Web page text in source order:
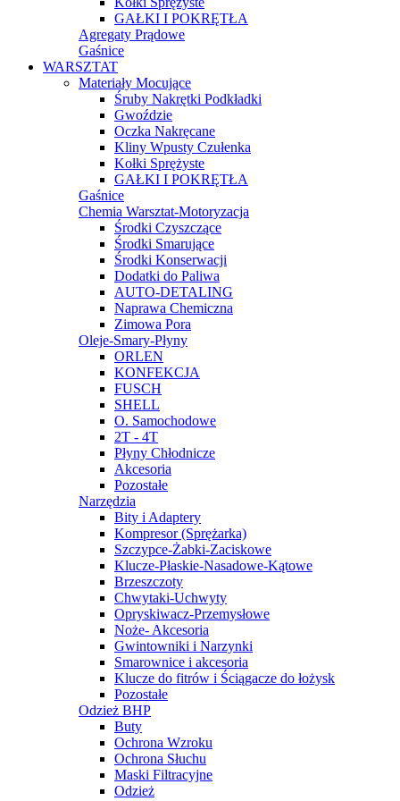
GAŁKI I POKRĘTŁA
Agregaty Prądowe
Gaśnice
WARSZTAT
Materiały Mocujące
Śruby Nakrętki Podkładki
Gwoździe
Oczka Nakręcane
Kliny Wpusty Czułenka
Kołki Sprężyste
GAŁKI I POKRĘTŁA
Gaśnice
Chemia Warsztat-Motoryzacja
Środki Czyszczące
Środki Smarujące
Środki Konserwacji
Dodatki do Paliwa
AUTO-DETALING
Naprawa Chemiczna
Zimowa Pora
Oleje-Smary-Płyny
ORLEN
KONFEKCJA
FUSCH
SHELL
O. Samochodowe
2T - 4T
Płyny Chłodnicze
Akcesoria
Pozostałe
Narzędzia
Bity i Adaptery
Kompresor (Sprężarka)
Szczypce-Żabki-Zaciskowe
Klucze-Płaskie-Nasadowe-Kątowe
Brzeszczoty
Chwytaki-Uchwyty
Opryskiwacz-Przemysłowe
Noże- Akcesoria
Gwintowniki i Narzynki
Smarownice i akcesoria
Klucze do fitrów i Ściągacze do łożysk
Pozostałe
Odzież BHP
Buty
Ochrona Wzroku
Ochrona Słuchu
Maski Filtracyjne
Odzież